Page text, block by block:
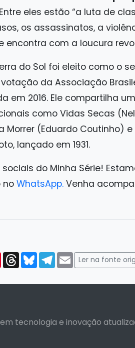
eles estão “a luta de
os assassinatos, a
encontra com a loucura
do Sol foi eleito como o
da Associação
em 2016. Ele compartilha
como Vidas Secas
Morrer (Eduardo Coutinho)
lançado em 1931.
do Minha Série!
no WhatsApp. Venha
PinterestThreadsBlueskyTelegram
Email
Ler na fonte
tecnologia e inovação